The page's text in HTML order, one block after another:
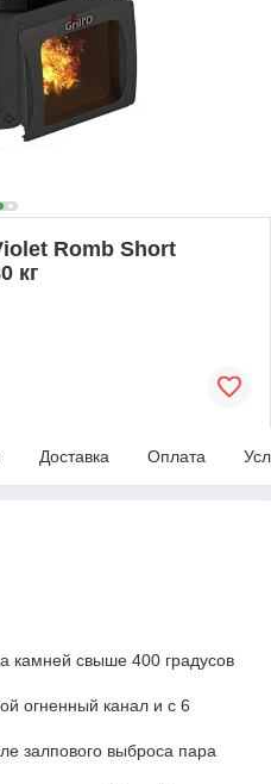
Romb Short
кг
Доставка Оплата
камней свыше 400 градусов
огненный канал и с 6
залпового выброса пара